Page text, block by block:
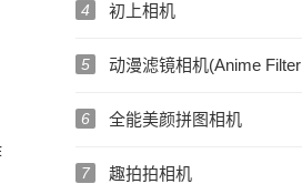
4 初上相机
5
动漫滤镜相机(Anime Filter
6 全能美颜拼图相机
7 趣拍拍相机